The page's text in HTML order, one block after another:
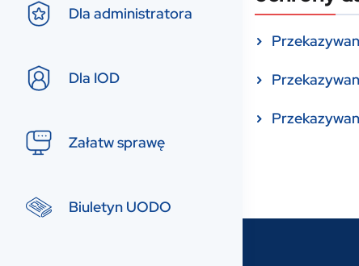
Dla administratora
Dla IOD
Załatw sprawę
Biuletyn UODO